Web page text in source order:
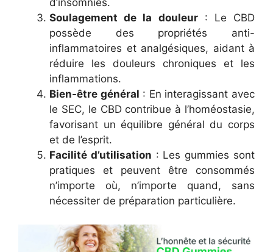
d’insomnies.
Soulagement de la douleur: Le CBD
possède des propriétés anti-
inflammatoires et analgésiques, aidant à
réduire les douleurs chroniques et les
inflammations.
Bien-être général : En interagissant avec
le SEC, le CBD contribue à l’homéostasie,
favorisant un équilibre général du corps
et de l’esprit.
Facilité d’utilisation : Les gummies sont
pratiques et peuvent être consommés
n’importe où, n’importe quand, sans
nécessiter de préparation particulière.